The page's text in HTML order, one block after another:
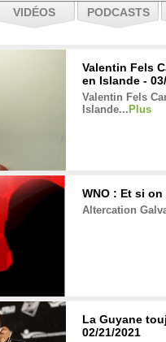
VIDÉOS PODCASTS
Valentin Fels
en Islande -
Valentin Fels
Islande... Plus
WNO : Et si
Altercation
La Guyane
02/21/2021